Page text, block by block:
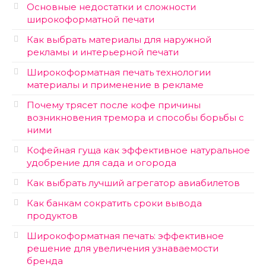
Основные недостатки и сложности
широкоформатной печати
Как выбрать материалы для наружной
рекламы и интерьерной печати
Широкоформатная печать технологии
материалы и применение в рекламе
Почему трясет после кофе причины
возникновения тремора и способы борьбы с
ними
Кофейная гуща как эффективное натуральное
удобрение для сада и огорода
Как выбрать лучший агрегатор авиабилетов
Как банкам сократить сроки вывода
продуктов
Широкоформатная печать: эффективное
решение для увеличения узнаваемости
бренда